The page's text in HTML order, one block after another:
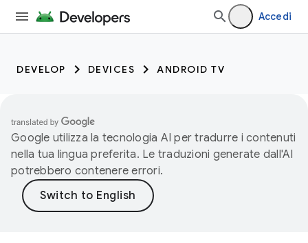
Accedi
DEVELOP DEVICES ANDROID TV
Google utilizza la tecnologia AI per tradurre i contenuti
nella tua lingua preferita. Le traduzioni generate dall'AI
potrebbero contenere errori.